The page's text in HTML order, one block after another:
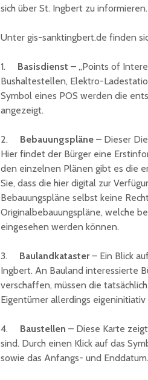
sich über St. Ingbert zu informieren.
Unter gis-sanktingbert.de finden
1. Basisdienst – „Points of
Bushaltestellen, Elektro-
Symbol eines POS werden die
angezeigt.
2. Bebauungspläne – Dieser
Hier findet der Bürger eine
den einzelnen Plänen gibt es die
Sie, dass die hier digital zur
Bebauungspläne selbst keine
Originalbebauungspläne, welche
eingesehen werden können.
3. Baulandkataster– Ein Blick
Ingbert. An Bauland interessierte
verschaffen, müssen die
Eigentümer allerdings
4. Baustellen – Diese Karte
sind. Durch einen Klick auf das
sowie das Anfangs- und Enddatum.